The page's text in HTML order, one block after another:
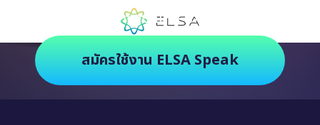
ตัวช่วยฝึกภาษายุคใหม่ ฝึกสนุกยิ่งกว่า
สมัครใช้งาน ELSA Speak